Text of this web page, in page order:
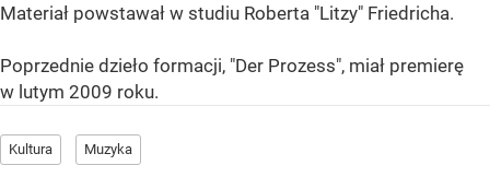
Materiał powstawał w studiu Roberta "Litzy" Friedricha.
Poprzednie dzieło formacji, "Der Prozess", miał premierę
w lutym 2009 roku.
Kultura Muzyka